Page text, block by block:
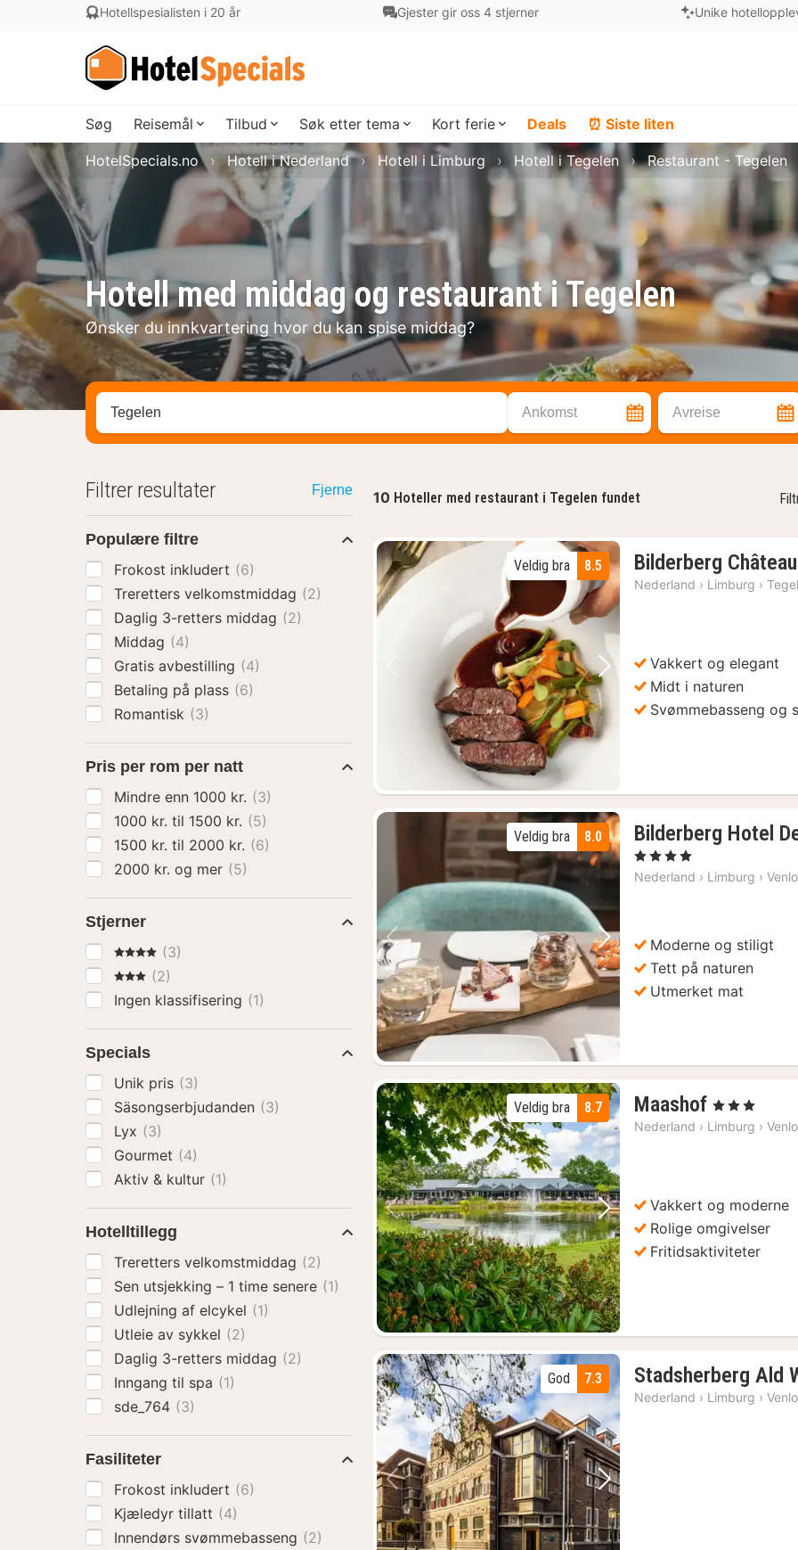
Hotellspesialisten i 20 år Gjester gir oss 4 stjerner Unike
Søg Reisemål Tilbud Søk etter tema Kort ferie Deals ⏰ Siste liten
Hotell med middag og restaurant i Tegelen
Ønsker du innkvartering hvor du kan spise middag?
HotelSpecials.no Hotell i Nederland Hotell i Limburg Hotell i Tegelen Restaurant - Tegelen
Søk hotell, region eller by Ankomst Avreise
10 Hoteller med restaurant i Tegelen fundet
Forrige bilde Neste bilde
8.5
Veldig bra Bilderberg
Nederland › Limburg ›
Vakkert og elegant
Midt i naturen
Svømmebasseng og
Forrige bilde Neste bilde
8.0
Veldig bra Bilderberg Hotel
, 4 Stjerner
Nederland › Limburg › Venlo
Moderne og stiligt
Tett på naturen
Utmerket mat
Forrige bilde Neste bilde
8.7
Veldig bra Maashof 1
natt
, 3 Stjerner
Nederland › Limburg › Venlo
Vakkert og moderne
Rolige omgivelser
Fritidsaktiviteter
Forrige bilde Neste bilde
7.3
God Stadsherberg Ald
Nederland › Limburg › Venlo
Filtrer resultater Fjerne
Populære filtre
Frokost inkludert (6)
Treretters velkomstmiddag (2)
Daglig 3-retters middag (2)
Middag (4)
Gratis avbestilling (4)
Betaling på plass (6)
Romantisk (3)
Pris per rom per natt
Mindre enn 1000 kr. (3)
1000 kr. til 1500 kr. (5)
1500 kr. til 2000 kr. (6)
2000 kr. og mer (5)
Stjerner
4 Stjerner
(3)
3 Stjerner
(2)
Ingen klassifisering (1)
Specials
Unik pris (3)
Säsongserbjudanden (3)
Lyx (3)
Gourmet (4)
Aktiv & kultur (1)
Hotelltillegg
Treretters velkomstmiddag (2)
Sen utsjekking – 1 time senere (1)
Udlejning af elcykel (1)
Utleie av sykkel (2)
Daglig 3-retters middag (2)
Inngang til spa (1)
sde_764 (3)
Fasiliteter
Frokost inkludert (6)
Kjæledyr tillatt (4)
Innendørs svømmebasseng (2)